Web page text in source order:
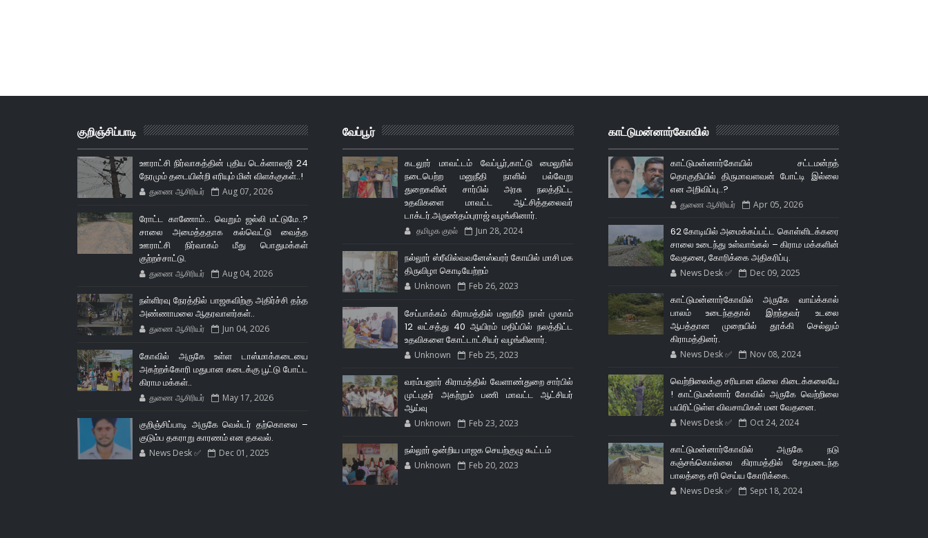
குறிஞ்சிப்பாடி
ஊராட்சி நிர்வாகத்தின் புதிய டெக்னாலஜி 24
நேரமும் தடையின்றி எரியும் மின் விளக்குகள்..!
துணை ஆசிரியர் Aug 07, 2026
ரோட்ட காணோம்... வெறும் ஜல்லி மட்டுமே..?
சாலை அமைத்ததாக கல்வெட்டு வைத்த
ஊராட்சி நிர்வாகம் மீது பொதுமக்கள்
குற்றச்சாட்டு.
துணை ஆசிரியர் Aug 04, 2026
நள்ளிரவு நேரத்தில் பாஜகவிற்கு அதிர்ச்சி தந்த
அண்ணாமலை ஆதரவாளர்கள்..
துணை ஆசிரியர் Jun 04, 2026
கோவில் அருகே உள்ள டாஸ்மாக்கடையை
அகற்றக்கோரி மதுபான கடைக்கு பூட்டு போட்ட
கிராம மக்கள்..
துணை ஆசிரியர் May 17, 2026
குறிஞ்சிப்பாடி அருகே வெல்டர் தற்கொலை –
குடும்ப தகராறு காரணம் என தகவல்.
News Desk ✅ Dec 01, 2025
வேப்பூர்
கடலூர் மாவட்டம் வேப்பூர்,காட்டு மைலுரில்
நடைபெற்ற மனுநீதி நாளில் பல்வேறு
துறைகளின் சார்பில் அரசு நலத்திட்ட
உதவிகளை மாவட்ட ஆட்சித்தலைவர்
டாக்டர்.அருண்தம்புராஜ் வழங்கினார்.
தமிழக குரல் Jun 28, 2024
நல்லூர் ஸ்ரீவில்வவனேஸ்வரர் கோயில் மாசி மக
திருவிழா கொடியேற்றம்
Unknown Feb 26, 2023
சேப்பாக்கம் கிராமத்தில் மனுநீதி நாள் முகாம்
12 லட்சத்து 40 ஆயிரம் மதிப்பில் நலத்திட்ட
உதவிகளை கோட்டாட்சியர் வழங்கினார்.
Unknown Feb 25, 2023
வரம்பனூர் கிராமத்தில் வேளாண்துறை சார்பில்
முட்புதர் அகற்றும் பணி மாவட்ட ஆட்சியர்
ஆய்வு
Unknown Feb 23, 2023
நல்லூர் ஒன்றிய பாஜக செயற்குழு கூட்டம்
Unknown Feb 20, 2023
காட்டுமன்னார்கோவில்
காட்டுமன்னார்கோயில் சட்டமன்றத்
தொகுதியில் திருமாவளவன் போட்டி இல்லை
என அறிவிப்பு..?
துணை ஆசிரியர் Apr 05, 2026
62 கோடியில் அமைக்கப்பட்ட கொள்ளிடக்கரை
சாலை உடைந்து உள்வாங்கல் – கிராம மக்களின்
வேதனை, கோரிக்கை அதிகரிப்பு.
News Desk ✅ Dec 09, 2025
காட்டுமன்னார்கோவில் அருகே வாய்க்கால்
பாலம் உடைந்ததால் இறந்தவர் உடலை
ஆபத்தான முறையில் தூக்கி செல்லும்
கிராமத்தினர்.
News Desk ✅ Nov 08, 2024
வெற்றிலைக்கு சரியான விலை கிடைக்கலையே
! காட்டுமன்னார் கோவில் அருகே வெற்றிலை
பயிரிட்டுள்ள விவசாயிகள் மன வேதனை.
News Desk ✅ Oct 24, 2024
காட்டுமன்னார்கோவில் அருகே நடு
கஞ்சங்கொல்லை கிராமத்தில் சேதமடைந்த
பாலத்தை சரி செய்ய கோரிக்கை.
News Desk ✅ Sept 18, 2024